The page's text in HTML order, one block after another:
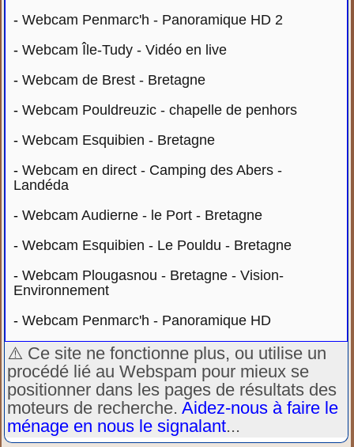
-Webcam Penmarc'h - Panoramique HD 2
-Webcam Île-Tudy - Vidéo en live
-Webcam de Brest - Bretagne
-Webcam Pouldreuzic - chapelle de penhors
-Webcam Esquibien - Bretagne
-Webcam en direct - Camping des Abers -
Landéda
-Webcam Audierne - le Port - Bretagne
-Webcam Esquibien - Le Pouldu - Bretagne
-Webcam Plougasnou - Bretagne - Vision-
Environnement
-Webcam Penmarc'h - Panoramique HD
⚠️ Ce site ne fonctionne plus, ou utilise un
procédé lié au Webspam pour mieux se
positionner dans les pages de résultats des
moteurs de recherche.Aidez-nous à faire le
ménage en nous le signalant...